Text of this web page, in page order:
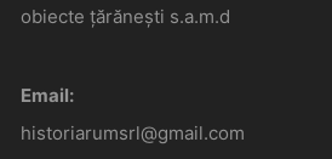
obiecte țărănești s.a.m.d
Email:
historiarumsrl@gmail.com